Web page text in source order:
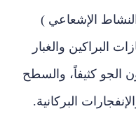
الإشعاعي )
البراكين والغبار
كثيفاً، والسطح
البركانية.